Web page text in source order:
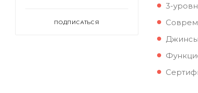
3-
Джинсы
ПОДПИСАТЬСЯ